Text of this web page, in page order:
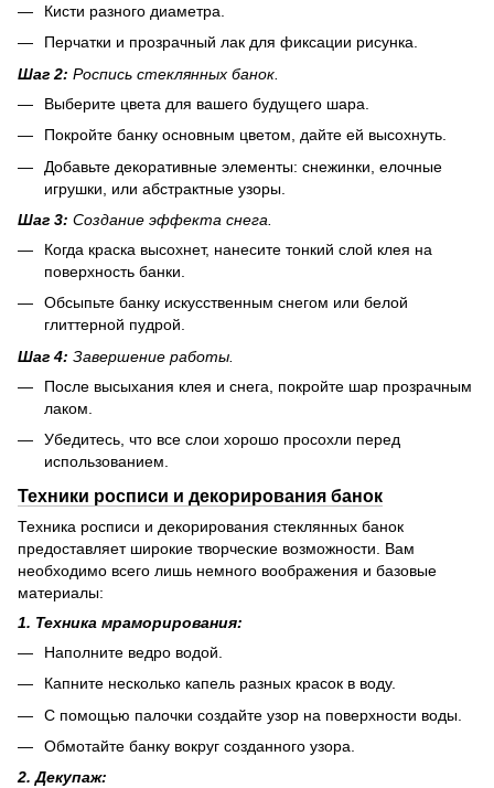
Кисти разного диаметра.
Перчатки и прозрачный лак для фиксации рисунка.
Шаг 2: Роспись стеклянных банок.
Выберите цвета для вашего будущего шара.
Покройте банку основным цветом, дайте ей высохнуть.
Добавьте декоративные элементы: снежинки, елочные
игрушки, или абстрактные узоры.
Шаг 3: Создание эффекта снега.
Когда краска высохнет, нанесите тонкий слой клея на
поверхность банки.
Обсыпьте банку искусственным снегом или белой
глиттерной пудрой.
Шаг 4: Завершение работы.
После высыхания клея и снега, покройте шар прозрачным
лаком.
Убедитесь, что все слои хорошо просохли перед
использованием.
Техники росписи и декорирования банок
Техника росписи и декорирования стеклянных банок
предоставляет широкие творческие возможности. Вам
необходимо всего лишь немного воображения и базовые
материалы:
1. Техника мраморирования:
Наполните ведро водой.
Капните несколько капель разных красок в воду.
С помощью палочки создайте узор на поверхности воды.
Обмотайте банку вокруг созданного узора.
2. Декупаж: